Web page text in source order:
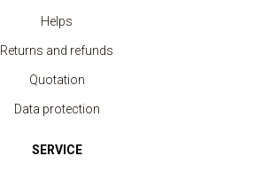
Helps
Returns and refunds
Quotation
Data protection
SERVICE